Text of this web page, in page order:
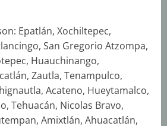
Epatlán, Xochiltepec,
San Gregorio Atzompa,
Huauchinango,
Zautla, Tenampulco,
Acateno, Hueytamalco,
Tehuacán, Nicolas Bravo,
Amixtlán, Ahuacatlán,